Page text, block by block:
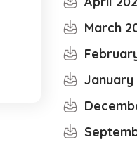
March
January